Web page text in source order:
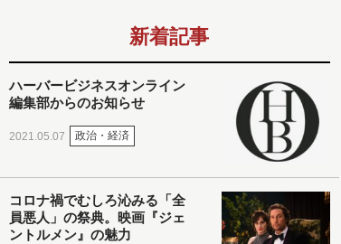
新着記事
ハーバービジネスオンライン
編集部からのお知らせ
2021.05.07 政治・経済
コロナ禍でむしろ沁みる「全
員悪人」の祭典。映画『ジェ
ントルメン』の魅力